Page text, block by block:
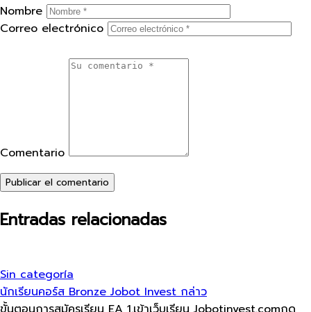
Nombre
Correo electrónico
Comentario
Publicar el comentario
Entradas relacionadas
Sin categoría
นักเรียนคอร์ส​ Bronze Jobot​ Invest กล่าว​